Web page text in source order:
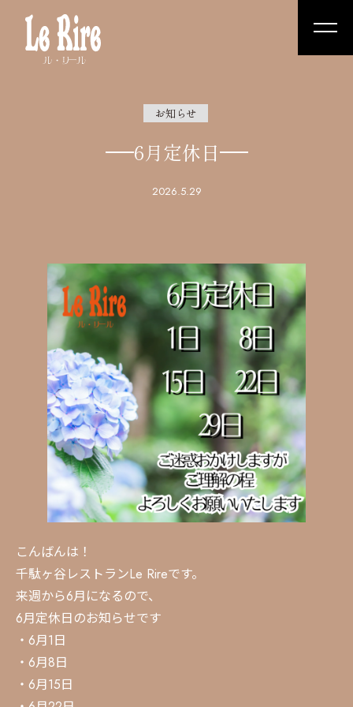
お知らせ
6月定休日
2026.5.29
こんばんは！
千駄ヶ谷レストランLe Rireです。
来週から6月になるので、
6月定休日のお知らせです
・6月1日
・6月8日
・6月15日